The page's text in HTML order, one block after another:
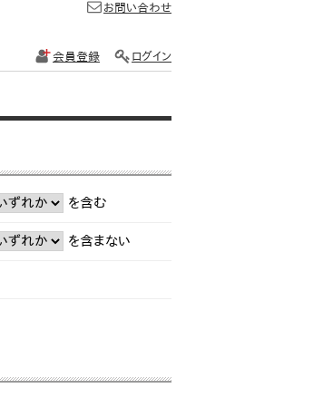
お問い合わせ
会員登録 ログイン
を含む
を含まない